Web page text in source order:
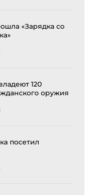
«Зарядка со
120
оружия
посетил